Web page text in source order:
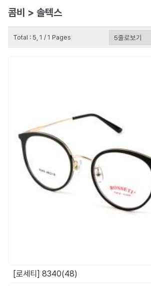
콤비 > 솔텍스
Total : 5, 1 / 1 Pages
[로세티] 8340(48)